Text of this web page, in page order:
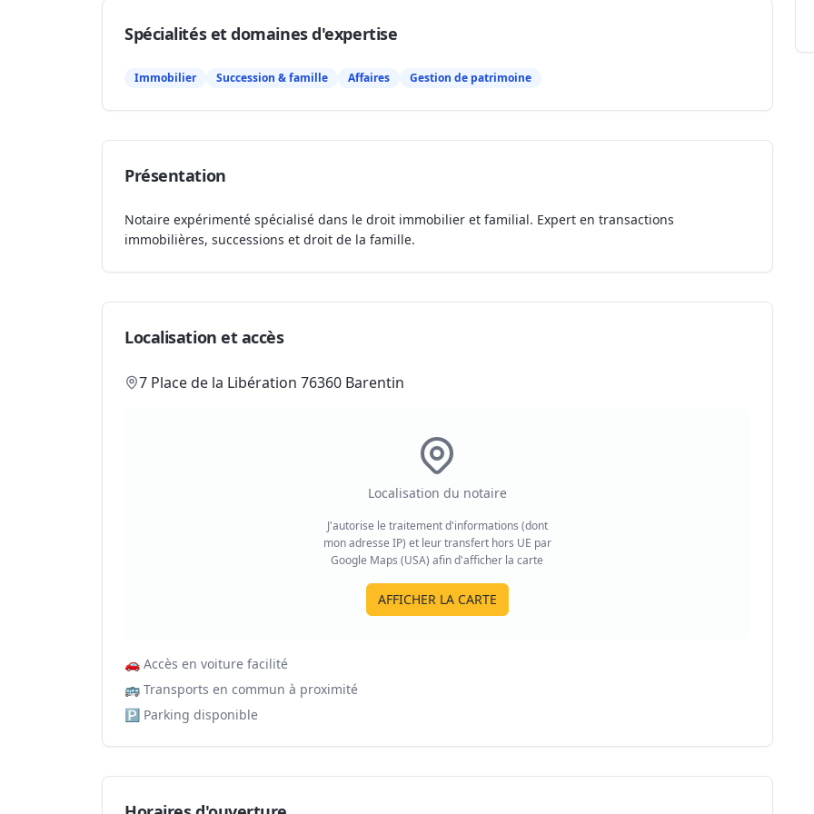
Spécialités et domaines d'expertise
Immobilier Succession & famille Affaires Gestion de patrimoine
Présentation
Notaire expérimenté spécialisé dans le droit immobilier et familial. Expert en transactions
immobilières, successions et droit de la famille.
Localisation et accès
7 Place de la Libération 76360 Barentin
Localisation du notaire
J'autorise le traitement d'informations (dont
mon adresse IP) et leur transfert hors UE par
Google Maps (USA) afin d'afficher la carte
AFFICHER LA CARTE
🚗 Accès en voiture facilité
🚌 Transports en commun à proximité
🅿️ Parking disponible